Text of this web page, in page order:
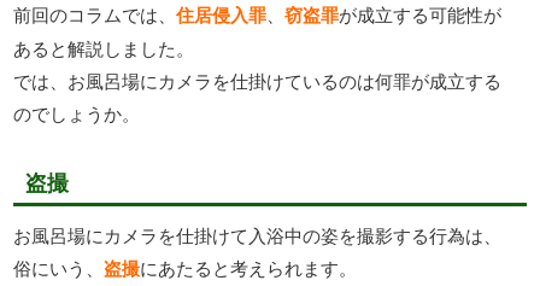
前回のコラムでは、住居侵入罪、窃盗罪が成立する可能性が
あると解説しました。
では、お風呂場にカメラを仕掛けているのは何罪が成立する
のでしょうか。
盗撮
お風呂場にカメラを仕掛けて入浴中の姿を撮影する行為は、
俗にいう、盗撮にあたると考えられます。